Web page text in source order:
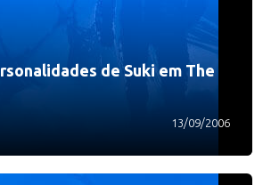
de Suki em The
13/09/2006